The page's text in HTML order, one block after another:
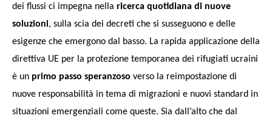
dei flussi ci impegna nella ricerca quotidiana di nuove
soluzioni, sulla scia dei decreti che si susseguono e delle
esigenze che emergono dal basso. La rapida applicazione della
direttiva UE per la protezione temporanea dei rifugiati ucraini
è un primo passo speranzoso verso la reimpostazione di
nuove responsabilità in tema di migrazioni e nuovi standard in
situazioni emergenziali come queste. Sia dall’alto che dal